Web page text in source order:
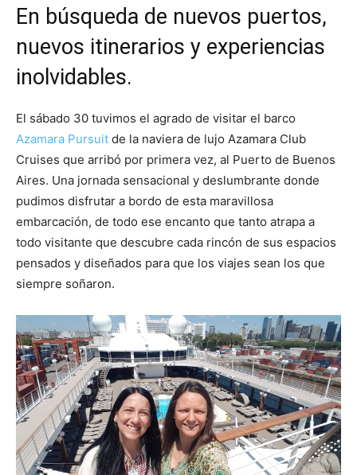
En búsqueda de nuevos puertos,
nuevos itinerarios y experiencias
inolvidables.
El sábado 30 tuvimos el agrado de visitar el barco
Azamara Pursuit de la naviera de lujo Azamara Club
Cruises que arribó por primera vez, al Puerto de Buenos
Aires. Una jornada sensacional y deslumbrante donde
pudimos disfrutar a bordo de esta maravillosa
embarcación, de todo ese encanto que tanto atrapa a
todo visitante que descubre cada rincón de sus espacios
pensados y diseñados para que los viajes sean los que
siempre soñaron.